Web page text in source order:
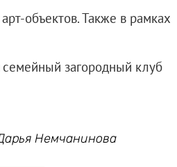
объектов. Также в рамках
семейный загородный клуб
Немчанинова